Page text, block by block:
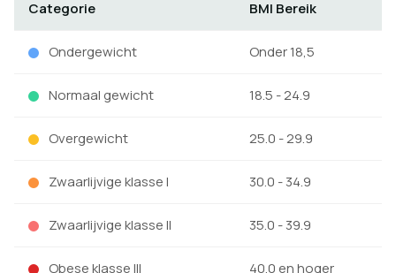
Categorie BMI Bereik
Ondergewicht Onder 18,5
Normaal gewicht 18.5 - 24.9
Overgewicht 25.0 - 29.9
Zwaarlijvige klasse I 30.0 - 34.9
Zwaarlijvige klasse II 35.0 - 39.9
Obese klasse III 40.0 en hoger